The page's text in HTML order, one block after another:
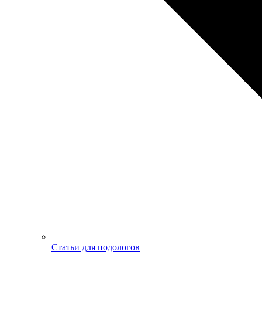
Статьи для подологов